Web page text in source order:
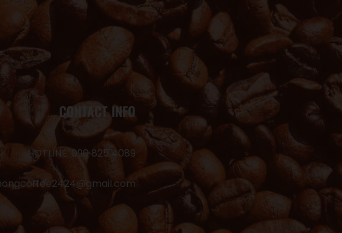
CONTACT INFO
HOTLINE: 090 825 4089